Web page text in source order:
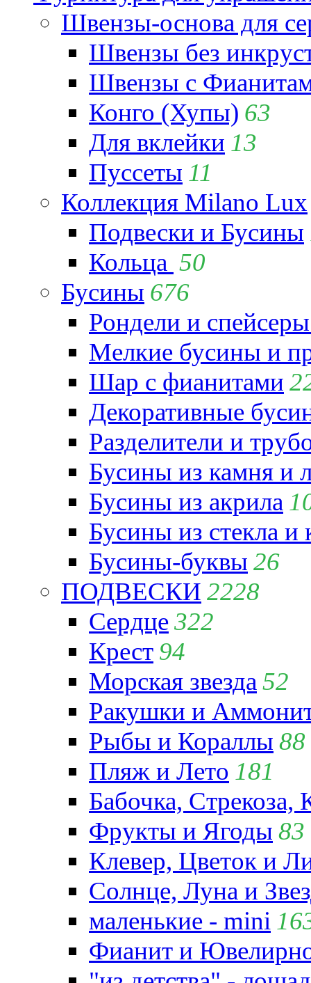
Швензы-основа для
Швензы без
Швензы с
Конго (Хупы) 63
Для вклейки 13
Пуссеты 11
Коллекция Milano Lux
Подвески и Бусины
Кольца 50
Бусины 676
Рондели и
Мелкие бусины и
Шар с фианитами
Декоративные
Разделители и
Бусины из камня и
Бусины из акрила
Бусины из стекла и
Бусины-буквы 26
ПОДВЕСКИ 2228
Сердце322
Крест 94
Морская звезда 52
Ракушки и
Рыбы и Кораллы 88
Пляж и Лето 181
Бабочка,
Фрукты и Ягоды 83
Клевер, Цветок и
Солнце, Луна и
маленькие - mini
Фианит и